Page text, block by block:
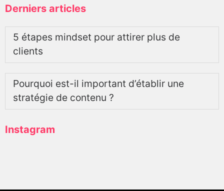
Derniers articles
5 étapes mindset pour attirer plus de
clients
Pourquoi est-il important d’établir une
stratégie de contenu ?
Instagram